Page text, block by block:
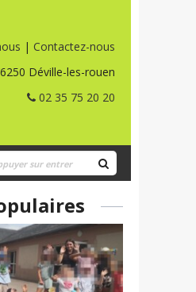
| Contactez-nous
Déville-les-rouen
02 35 75 20 20